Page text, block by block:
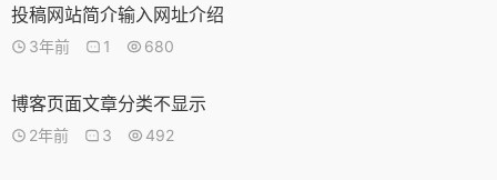
投稿网站简介输入网址介绍
3年前 1 680
博客页面文章分类不显示
2年前 3 492